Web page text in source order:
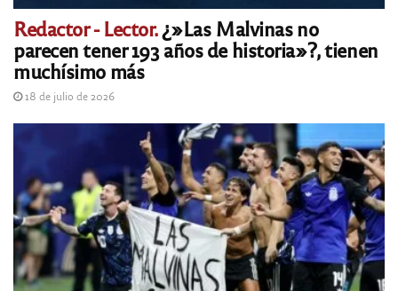
Redactor - Lector.¿»Las Malvinas no
parecen tener 193 años de historia»?, tienen
muchísimo más
18 de julio de 2026